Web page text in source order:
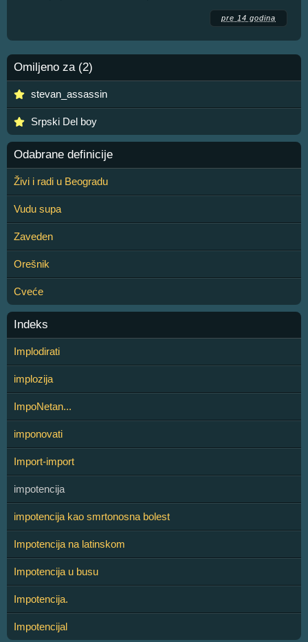
pre 14 godina
Omiljeno za (2)
stevan_assassin
Srpski Del boy
Odabrane definicije
Živi i radi u Beogradu
Vudu supa
Zaveden
Orešnik
Cveće
Indeks
Implodirati
implozija
ImpoNetan...
imponovati
Import-import
impotencija
impotencija kao smrtonosna bolest
Impotencija na latinskom
Impotencija u busu
Impotencija.
Impotencijal